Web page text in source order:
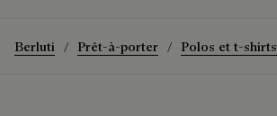
Berluti Prêt-à-porter Polos et t-shirts